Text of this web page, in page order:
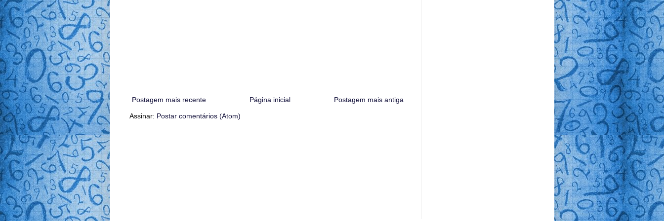
Postagem mais recente Postagem mais antiga
Página inicial
Assinar: Postar comentários (Atom)